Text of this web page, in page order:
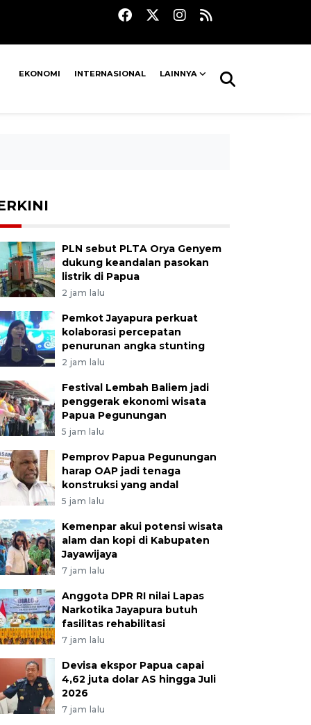
EKONOMI INTERNASIONAL LAINNYA
PLN sebut PLTA Orya Genyem
dukung keandalan pasokan
listrik di Papua
2 jam lalu
Pemkot Jayapura perkuat
kolaborasi percepatan
penurunan angka stunting
2 jam lalu
Festival Lembah Baliem jadi
penggerak ekonomi wisata
Papua Pegunungan
5 jam lalu
Pemprov Papua Pegunungan
harap OAP jadi tenaga
konstruksi yang andal
5 jam lalu
Kemenpar akui potensi wisata
alam dan kopi di Kabupaten
Jayawijaya
7 jam lalu
Anggota DPR RI nilai Lapas
Narkotika Jayapura butuh
fasilitas rehabilitasi
7 jam lalu
Devisa ekspor Papua capai
4,62 juta dolar AS hingga Juli
2026
7 jam lalu